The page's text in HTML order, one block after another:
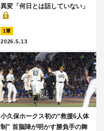
異変「何日とは話していない」
1軍
2026.5.13
小久保ホークス初の“救援6人体
制” 首脳陣が明かす勝負手の舞